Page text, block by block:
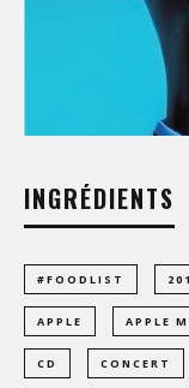
INGRÉDIENTS
#FOODLIST
APPLE APPLE
CD CONCERT